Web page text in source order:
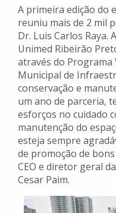
A primeira edição do
reuniu mais de 2 mil
Dr. Luis Carlos Raya.
Unimed Ribeirão
através do Programa
Municipal de
conservação e
um ano de parceria,
esforços no cuidado
manutenção do
esteja sempre
de promoção de
CEO e diretor geral
Cesar Paim.